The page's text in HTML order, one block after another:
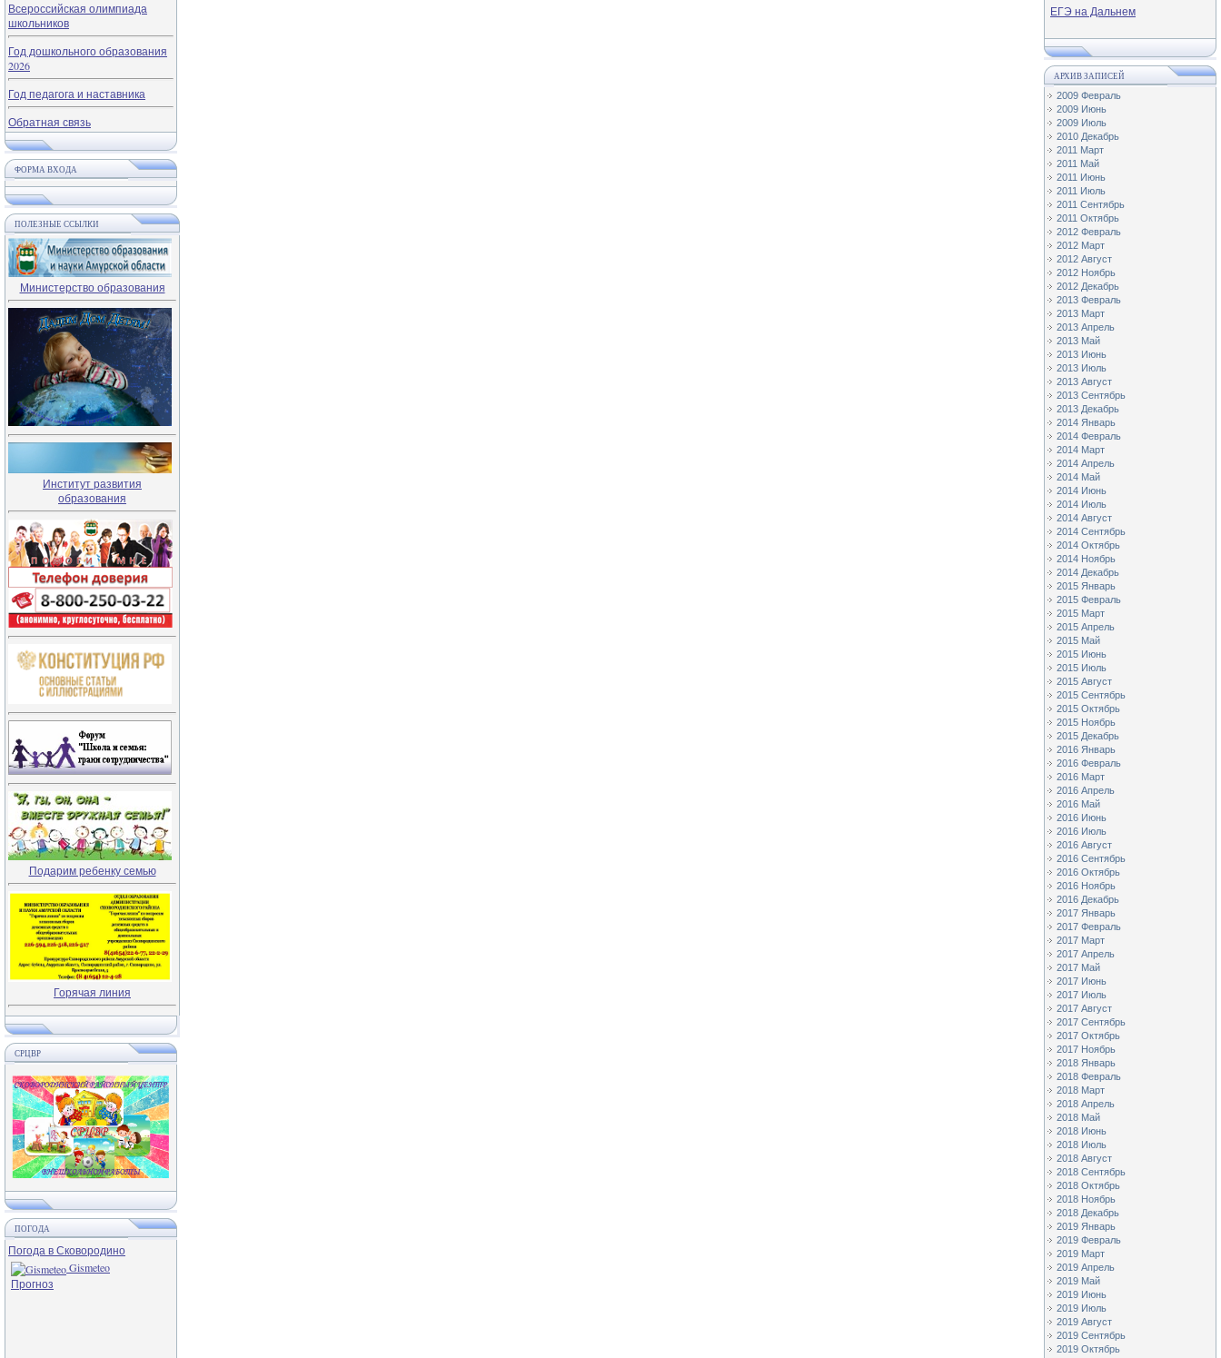
Всероссийская олимпиада
школьников
Год дошкольного образования
2026
Год педагога и наставника
Обратная связь
ФОРМА ВХОДА
ПОЛЕЗНЫЕ ССЫЛКИ
Министерство образования
Институт развития
образования
Подарим ребенку семью
Горячая линия
СРЦВР
ПОГОДА
Погода в Сковородино
Gismeteo
Прогноз
ЕГЭ на Дальнем
АРХИВ ЗАПИСЕЙ
2009 Февраль
2009 Июнь
2009 Июль
2010 Декабрь
2011 Март
2011 Май
2011 Июнь
2011 Июль
2011 Сентябрь
2011 Октябрь
2012 Февраль
2012 Март
2012 Август
2012 Ноябрь
2012 Декабрь
2013 Февраль
2013 Март
2013 Апрель
2013 Май
2013 Июнь
2013 Июль
2013 Август
2013 Сентябрь
2013 Декабрь
2014 Январь
2014 Февраль
2014 Март
2014 Апрель
2014 Май
2014 Июнь
2014 Июль
2014 Август
2014 Сентябрь
2014 Октябрь
2014 Ноябрь
2014 Декабрь
2015 Январь
2015 Февраль
2015 Март
2015 Апрель
2015 Май
2015 Июнь
2015 Июль
2015 Август
2015 Сентябрь
2015 Октябрь
2015 Ноябрь
2015 Декабрь
2016 Январь
2016 Февраль
2016 Март
2016 Апрель
2016 Май
2016 Июнь
2016 Июль
2016 Август
2016 Сентябрь
2016 Октябрь
2016 Ноябрь
2016 Декабрь
2017 Январь
2017 Февраль
2017 Март
2017 Апрель
2017 Май
2017 Июнь
2017 Июль
2017 Август
2017 Сентябрь
2017 Октябрь
2017 Ноябрь
2018 Январь
2018 Февраль
2018 Март
2018 Апрель
2018 Май
2018 Июнь
2018 Июль
2018 Август
2018 Сентябрь
2018 Октябрь
2018 Ноябрь
2018 Декабрь
2019 Январь
2019 Февраль
2019 Март
2019 Апрель
2019 Май
2019 Июнь
2019 Июль
2019 Август
2019 Сентябрь
2019 Октябрь